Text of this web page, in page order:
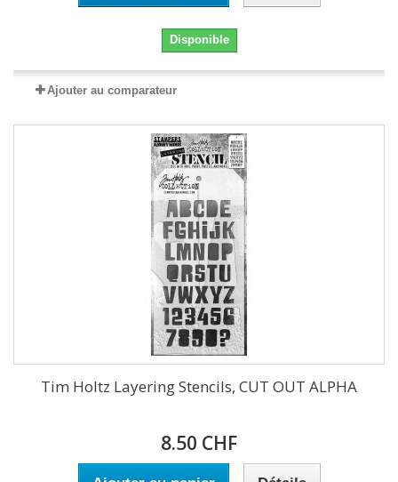
Disponible
Ajouter au comparateur
Tim Holtz Layering Stencils, CUT OUT ALPHA
8.50 CHF